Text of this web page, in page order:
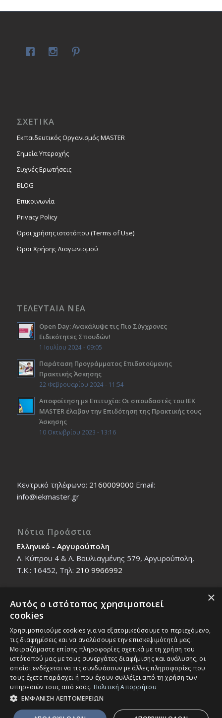
ΣΧΕΤΙΚΑ
Εκπαιδευτικός Οργανισμός MASTER
Σημεία Υπεροχής
Συχνές Ερωτήσεις
BLOG
Επικοινωνία
Privacy Policy
Όροι χρήσης ιστοτόπου (Terms of Use)
Όροι Χρήσης Διαγωνισμού
ΤΕΛΕΥΤΑΙΑ ΝΕΑ
Open Day: Ανακάλυψε τις Πιο Σύγχρονες
Ειδικότητες Σπουδών!
1 Ιουλίου 2024 - 09:05
Παράταση Προγράμματος Επιδοτούμενης
Πρακτικής Άσκησης
22 Φεβρουαρίου 2024 - 11:54
Αποφοίτηση με Επιτυχία: Οι σπουδαστές του ΙΕΚ
ΜΑSTER έλαβαν την Επιδότηση της Πρακτικής τους
Άσκησης
10 Οκτωβρίου 2023 - 13:16
Κεντρικό τηλέφωνο: 2160009000 Εmail:
info@iekmaster.gr
Νότια Προάστια
Ελληνικό - Αργυρούπολη
Λ. Κύπρου 4 & Λ. Βουλιαγμένης 579, Αργυρούπολη,
T.K.: 16452, Τηλ: 210 9966992
Βόρεια Προάστια
Νέο Ηράκλειο - Μαρούσι
Ζαλοκώστα 18 & Εμμανουήλ Παπαδάκη 12, T.K.:
14121, Τηλ:210 2712588
© Copyright - IEK MASTER -Enfold Theme by Kriesi
×
Αυτός ο ιστότοπος χρησιμοποιεί
cookies
Χρησιμοποιούμε cookies για να εξατομικεύσουμε το περιεχόμενο,
τις διαφημίσεις και να αναλύσουμε την επισκεψιμότητά μας.
Μοιραζόμαστε επίσης πληροφορίες σχετικά με τη χρήση του
ιστότοπού μας με τους συνεργάτες διαφήμισης και ανάλυσης, οι
οποίοι ενδέχεται να τις συνδυάσουν με άλλες πληροφορίες που
τους έχετε παράσχει ή που έχουν συλλέξει από τη χρήση των
υπηρεσιών τους από εσάς. Πολιτική Απορρήτου
ΕΜΦΑΝΙΣΗ ΛΕΠΤΟΜΕΡΕΙΩΝ